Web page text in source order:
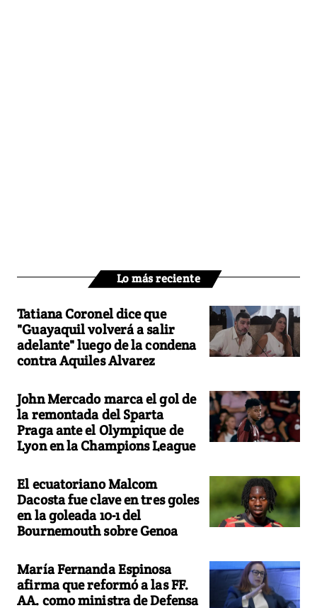
Lo más reciente
Tatiana Coronel dice que
"Guayaquil volverá a salir
adelante" luego de la condena
contra Aquiles Alvarez
John Mercado marca el gol de
la remontada del Sparta
Praga ante el Olympique de
Lyon en la Champions League
El ecuatoriano Malcom
Dacosta fue clave en tres goles
en la goleada 10-1 del
Bournemouth sobre Genoa
María Fernanda Espinosa
afirma que reformó a las FF.
AA. como ministra de Defensa